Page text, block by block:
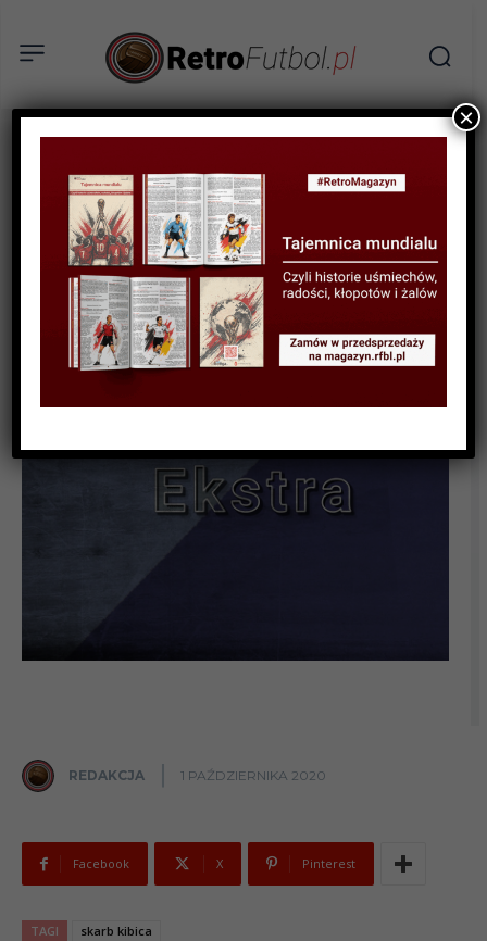
AKTUALNOŚCI
Zostań partnerem naszego
Skarbu Kibica!
REDAKCJA 1 PAŹDZIERNIKA 2020
Facebook X Pinterest
TAGI skarb kibica
×